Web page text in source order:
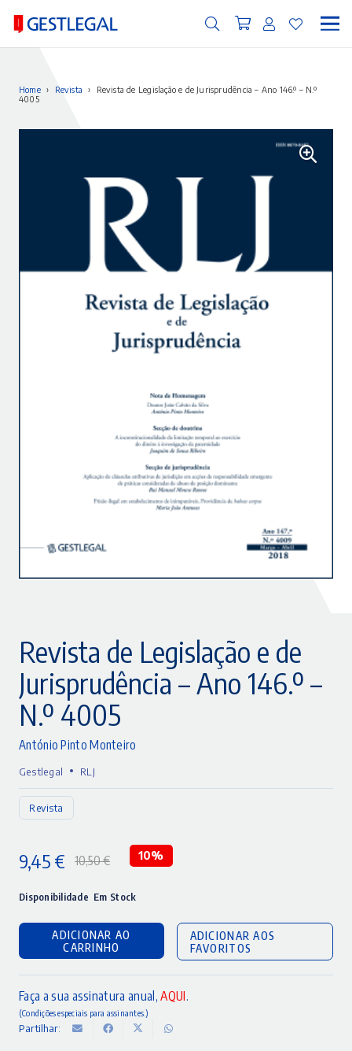
Home › Revista ›
Revista de Legislação e de Jurisprudência – Ano 146.º – N.º
4005
Revista de Legislação e de
Jurisprudência – Ano 146.º –
N.º 4005
António Pinto Monteiro
Gestlegal • RLJ
Revista
10,50€
preço
original
era:
10,50 €.
9,45 €
preço
atual
é:
9,45 €.
10%
Disponibilidade Em Stock
ADICIONAR AO
CARRINHO
ADICIONAR AOS
FAVORITOS
Faça a sua assinatura anual,AQUI.
(Condições especiais para assinantes.)
Partilhar: